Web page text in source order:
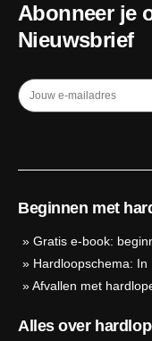
Abonneer je
Nieuwsbrief
Beginnen met
» Gratis e-book:
» Hardloopschema:
»Afvallen met
Alles over